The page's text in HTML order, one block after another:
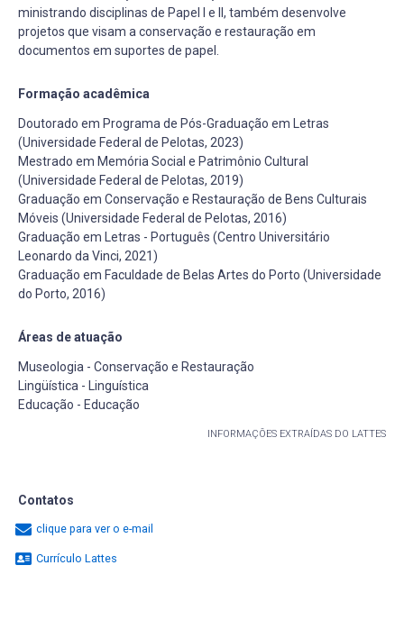
ministrando disciplinas de Papel I e II, também desenvolve
projetos que visam a conservação e restauração em
documentos em suportes de papel.
Formação acadêmica
Doutorado em Programa de Pós-Graduação em Letras
(Universidade Federal de Pelotas, 2023)
Mestrado em Memória Social e Patrimônio Cultural
(Universidade Federal de Pelotas, 2019)
Graduação em Conservação e Restauração de Bens Culturais
Móveis (Universidade Federal de Pelotas, 2016)
Graduação em Letras - Português (Centro Universitário
Leonardo da Vinci, 2021)
Graduação em Faculdade de Belas Artes do Porto (Universidade
do Porto, 2016)
Áreas de atuação
Museologia - Conservação e Restauração
Lingüística - Linguística
Educação - Educação
INFORMAÇÕES EXTRAÍDAS DO LATTES
Contatos
clique para ver o e-mail
Currículo Lattes